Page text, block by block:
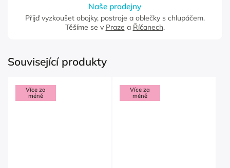
Naše prodejny
Přijď vyzkoušet obojky, postroje a oblečky s chlupáčem.
Těšíme se v Praze a Říčanech.
Související produkty
Více za
méně
Více za
méně